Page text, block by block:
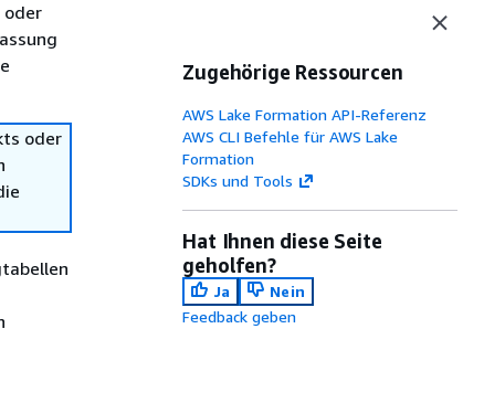
oder
oder
Zugehörige Ressourcen
AWS Lake Formation API-Referenz
AWS CLI Befehle für AWS Lake
Formation
SDKs und Tools
Hat Ihnen diese Seite
geholfen?
Ja
Nein
Feedback geben